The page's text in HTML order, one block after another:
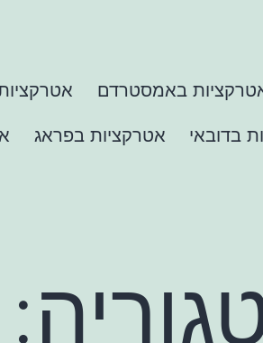
באמסטרדם
בדובאי אטרקציות בפראג